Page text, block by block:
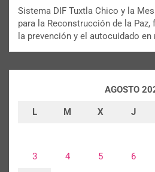
Sistema DIF Tuxtla Chico y la
para la Reconstrucción de la
la prevención y el autocuidado en
AGOSTO
L M X J
3 4 5 6